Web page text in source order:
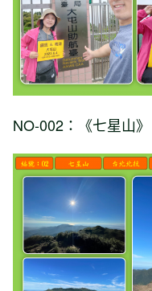
NO-002：《七星山》